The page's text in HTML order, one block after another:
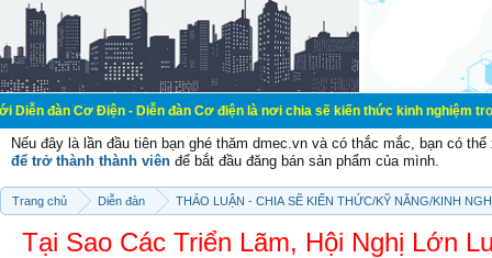
- Diễn đàn Cơ điện là nơi chia sẽ kiến thức kinh nghiệm trong lãnh vực
Nếu đây là lần đầu tiên bạn ghé thăm dmec.vn và có thắc mắc, bạn có
để trở thành thành viên để bắt đầu đăng bán sản phẩm của mình.
Trang chủ Diễn đàn THẢO LUẬN - CHIA SẼ KIẾN THỨC/KỸ NĂNG/KINH
Tại Sao Các Triển Lãm, Hội Nghị Lớn